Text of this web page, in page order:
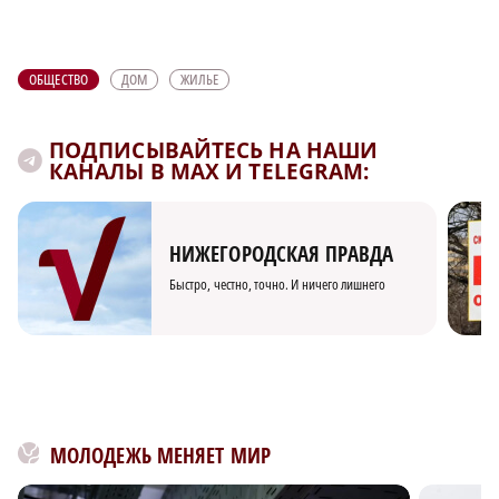
ОБЩЕСТВО ДОМ ЖИЛЬЕ
ПОДПИСЫВАЙТЕСЬ НА НАШИ
КАНАЛЫ В MAX И TELEGRAM:
НИЖЕГОРОДСКАЯ ПРАВДА
Быстро, честно, точно. И ничего лишнего
МОЛОДЕЖЬ МЕНЯЕТ МИР